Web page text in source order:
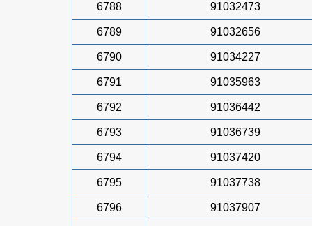
6788 91032473
6789 91032656
6790 91034227
6791 91035963
6792 91036442
6793 91036739
6794 91037420
6795 91037738
6796 91037907